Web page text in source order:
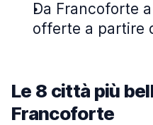
Da Francoforte
offerte a partire
Le 8 città più
Francoforte